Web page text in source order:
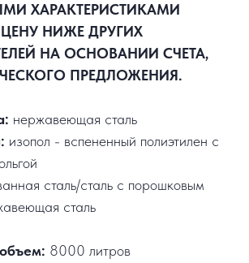
ХАРАКТЕРИСТИКАМИ
НИЖЕ ДРУГИХ
НА ОСНОВАНИИ СЧЕТА,
ПРЕДЛОЖЕНИЯ.
нержавеющая сталь
изопол - вспененный полиэтилен с
сталь/сталь с порошковым
сталь
8000 литров